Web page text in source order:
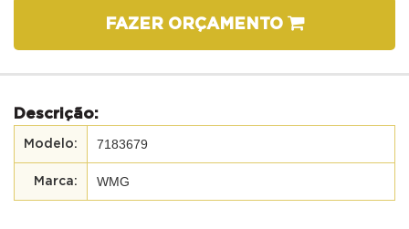
FAZER ORÇAMENTO
Descrição:
7183679
WMG